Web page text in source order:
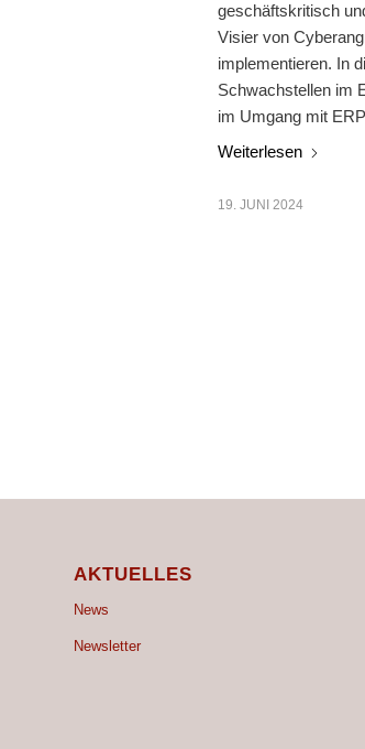
geschäftskritisch
Visier von
implementieren. In
Schwachstellen im
im Umgang mit
Weiterlesen
19. JUNI 2024
AKTUELLES
News
Newsletter